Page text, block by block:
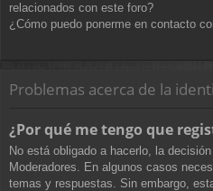
relacionados con este foro?
¿Cómo puedo ponerme en contacto
Problemas acerca de la
¿Por qué me tengo que
No está obligado a hacerlo, la
Moderadores. En algunos casos
temas y respuestas. Sin embargo,